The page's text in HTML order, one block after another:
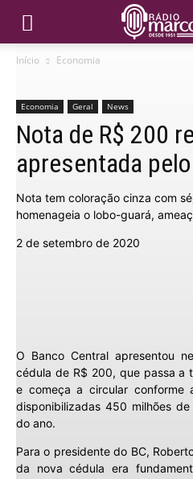
Início Economia
Economia Geral News
Nota de R$ 200
apresentada
Nota tem coloração cinza com
homenageia o lobo-guará,
2 de setembro de 2020
O Banco Central apresentou
cédula de R$ 200, que passa a
e começa a circular conforme
disponibilizadas 450 milhões
do ano.
Para o presidente do BC,
da nova cédula era